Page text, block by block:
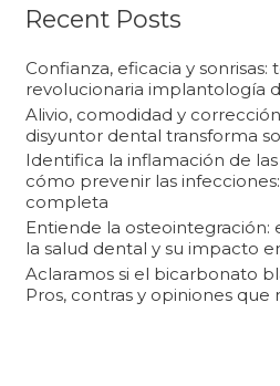
a
p
o
r
:
Recent Posts
Confianza, eficacia y sonrisas:
revolucionaria implantología
Alivio, comodidad y
disyuntor dental transforma
Identifica la inflamación de las
cómo prevenir las
completa
Entiende la osteointegración:
la salud dental y su impacto
Aclaramos si el bicarbonato
Pros, contras y opiniones que